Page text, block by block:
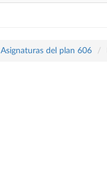
Asignaturas del plan 606